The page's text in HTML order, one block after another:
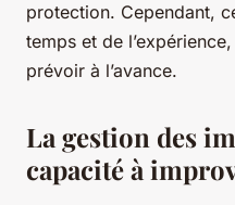
protection. Cependant,
temps et de
prévoir à l’avance.
La gestion des
capacité à